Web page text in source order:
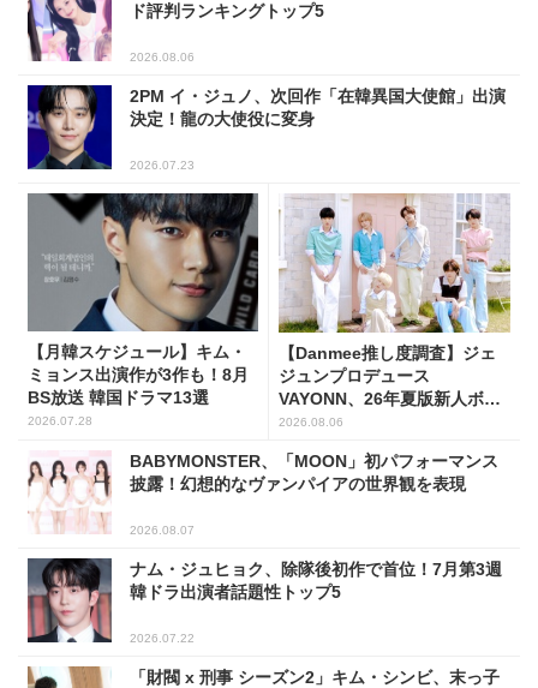
ド評判ランキングトップ5
2026.08.06
2PM イ・ジュノ、次回作「在韓異国大使館」出演
決定！龍の大使役に変身
2026.07.23
【月韓スケジュール】キム・
ミョンス出演作が3作も！8月
BS放送 韓国ドラマ13選
2026.07.28
【Danmee推し度調査】ジェ
ジュンプロデュース
VAYONN、26年夏版新人ボー
イズグループ人気No.1に
2026.08.06
BABYMONSTER、「MOON」初パフォーマンス
披露！幻想的なヴァンパイアの世界観を表現
2026.08.07
ナム・ジュヒョク、除隊後初作で首位！7月第3週
韓ドラ出演者話題性トップ5
2026.07.22
「財閥 x 刑事 シーズン2」キム・シンビ、末っ子